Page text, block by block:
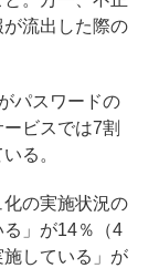
流出した際の
パスワードの
ビスでは7割
る。
の実施状況の
」が14％（4
している」が